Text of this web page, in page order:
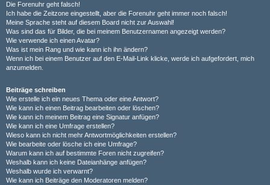
Die Forenuhr geht falsch!
Ich habe die Zeitzone eingestellt, aber die Forenuhr geht immer noch falsch!
Meine Sprache steht auf diesem Board nicht zur Auswahl!
Was sind das für Bilder, die bei meinem Benutzernamen angezeigt werden?
Wie verwende ich einen Avatar?
Was ist mein Rang und wie kann ich ihn ändern?
Wenn ich bei einem Benutzer auf den E-Mail-Link klicke, werde ich aufgefordert, mich
anzumelden.
Beiträge schreiben
Wie erstelle ich ein neues Thema oder eine Antwort?
Wie kann ich einen Beitrag bearbeiten oder löschen?
Wie kann ich meinem Beitrag eine Signatur anfügen?
Wie kann ich eine Umfrage erstellen?
Wieso kann ich nicht mehr Antwortmöglichkeiten erstellen?
Wie bearbeite oder lösche ich eine Umfrage?
Warum kann ich auf bestimmte Foren nicht zugreifen?
Weshalb kann ich keine Dateianhänge anfügen?
Weshalb wurde ich verwarnt?
Wie kann ich Beiträge den Moderatoren melden?